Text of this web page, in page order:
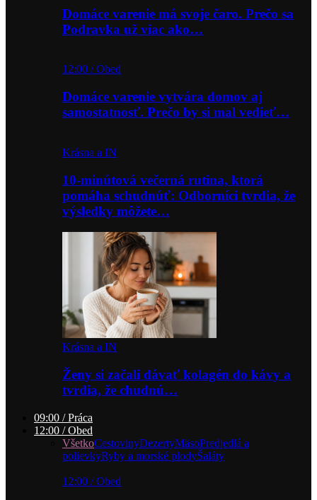
Domáce varenie má svoje čaro. Prečo sa
Podravka už viac ako…
12:00 / Obed
Domáce varenie vytvára domov aj
samostatnosť. Prečo by si mal vedieť…
Krásna a IN
10-minútová večerná rutina, ktorá
pomáha schudnúť: Odborníci tvrdia, že
výsledky môžete…
Krásna a IN
Ženy si začali dávať kolagén do kávy a
tvrdia, že chudnú…
09:00 / Práca
12:00 / Obed
VšetkoCestovinyDezertyMäsoPredjedlá a
polievkyRyby a morské plodyŠaláty
12:00 / Obed